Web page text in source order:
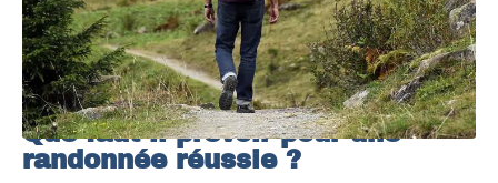
Que faut-il prévoir pour une
randonnée réussie ?